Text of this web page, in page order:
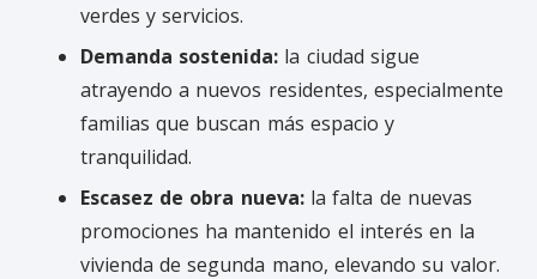
verdes y servicios.
Demanda sostenida: la ciudad sigue
atrayendo a nuevos residentes, especialmente
familias que buscan más espacio y
tranquilidad.
Escasez de obra nueva:la falta de nuevas
promociones ha mantenido el interés en la
vivienda de segunda mano, elevando su valor.